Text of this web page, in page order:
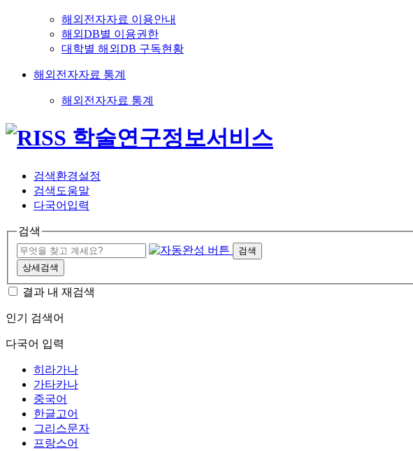
해외전자자료 이용안내
해외DB별 이용권한
대학별 해외DB 구독현황
해외전자자료 통계
해외전자자료 통계
검색환경설정
검색도움말
다국어입력
검색
검색
상세검색
결과 내 재검색
인기 검색어
다국어 입력
히라가나
가타카나
중국어
한글고어
그리스문자
프랑스어